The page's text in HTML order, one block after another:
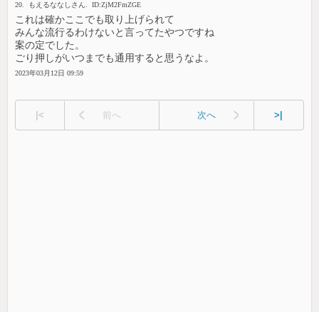
20. もえるななしさん. ID:ZjM2FmZGE
これは確かここでも取り上げられて
みんな流行るわけないと言ってたやつですね
案の定でした。
ごり押しがいつまでも通用すると思うなよ。
2023年03月12日 09:59
|< 前へ 次へ >|